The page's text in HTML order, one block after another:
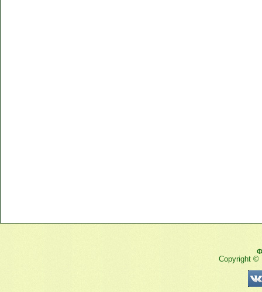
Copyright ©